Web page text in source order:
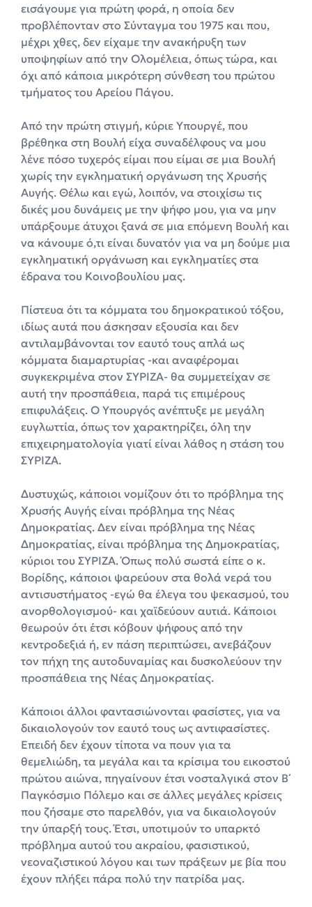
εισάγουμε για πρώτη φορά, η οποία δεν
προβλέπονταν στο Σύνταγμα του 1975 και που,
μέχρι χθες, δεν είχαμε την ανακήρυξη των
υποψηφίων από την Ολομέλεια, όπως τώρα, και
όχι από κάποια μικρότερη σύνθεση του πρώτου
τμήματος του Αρείου Πάγου.
Από την πρώτη στιγμή, κύριε Υπουργέ, που
βρέθηκα στη Βουλή είχα συναδέλφους να μου
λένε πόσο τυχερός είμαι που είμαι σε μια Βουλή
χωρίς την εγκληματική οργάνωση της Χρυσής
Αυγής. Θέλω και εγώ, λοιπόν, να στοιχίσω τις
δικές μου δυνάμεις με την ψήφο μου, για να μην
υπάρξουμε άτυχοι ξανά σε μια επόμενη Βουλή και
να κάνουμε ό,τι είναι δυνατόν για να μη δούμε μια
εγκληματική οργάνωση και εγκληματίες στα
έδρανα του Κοινοβουλίου μας.
Πίστευα ότι τα κόμματα του δημοκρατικού τόξου,
ιδίως αυτά που άσκησαν εξουσία και δεν
αντιλαμβάνονται τον εαυτό τους απλά ως
κόμματα διαμαρτυρίας -και αναφέρομαι
συγκεκριμένα στον ΣΥΡΙΖΑ- θα συμμετείχαν σε
αυτή την προσπάθεια, παρά τις επιμέρους
επιφυλάξεις. Ο Υπουργός ανέπτυξε με μεγάλη
ευγλωττία, όπως τον χαρακτηρίζει, όλη την
επιχειρηματολογία γιατί είναι λάθος η στάση του
ΣΥΡΙΖΑ.
Δυστυχώς, κάποιοι νομίζουν ότι το πρόβλημα της
Χρυσής Αυγής είναι πρόβλημα της Νέας
Δημοκρατίας. Δεν είναι πρόβλημα της Νέας
Δημοκρατίας, είναι πρόβλημα της Δημοκρατίας,
κύριοι του ΣΥΡΙΖΑ. Όπως πολύ σωστά είπε ο κ.
Βορίδης, κάποιοι ψαρεύουν στα θολά νερά του
αντισυστήματος -εγώ θα έλεγα του ψεκασμού, του
ανορθολογισμού- και χαϊδεύουν αυτιά. Κάποιοι
θεωρούν ότι έτσι κόβουν ψήφους από την
κεντροδεξιά ή, εν πάση περιπτώσει, ανεβάζουν
τον πήχη της αυτοδυναμίας και δυσκολεύουν την
προσπάθεια της Νέας Δημοκρατίας.
Κάποιοι άλλοι φαντασιώνονται φασίστες, για να
δικαιολογούν τον εαυτό τους ως αντιφασίστες.
Επειδή δεν έχουν τίποτα να πουν για τα
θεμελιώδη, τα μεγάλα και τα κρίσιμα του εικοστού
πρώτου αιώνα, πηγαίνουν έτσι νοσταλγικά στον Β΄
Παγκόσμιο Πόλεμο και σε άλλες μεγάλες κρίσεις
που ζήσαμε στο παρελθόν, για να δικαιολογούν
την ύπαρξή τους. Έτσι, υποτιμούν το υπαρκτό
πρόβλημα αυτού του ακραίου, φασιστικού,
νεοναζιστικού λόγου και των πράξεων με βία που
έχουν πλήξει πάρα πολύ την πατρίδα μας.